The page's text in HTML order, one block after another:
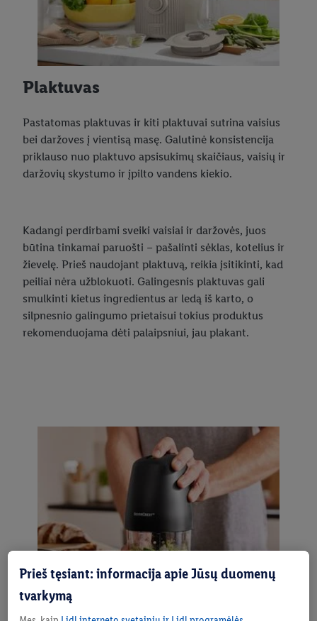
Plaktuvas
Pastatomas plaktuvas ir kiti plaktuvai sutrina vaisius
bei daržoves į vientisą masę. Galutinė konsistencija
priklauso nuo plaktuvo apsisukimų skaičiaus, vaisių ir
daržovių skystumo ir įpilto vandens kiekio.
Kadangi perdirbami sveiki vaisiai ir daržovės, juos
būtina tinkamai paruošti – pašalinti sėklas, kotelius ir
žievelę. Prieš naudojant plaktuvą, reikia įsitikinti, kad
peiliai nėra užblokuoti. Galingesnis plaktuvas gali
smulkinti kietus ingredientus ar ledą iš karto, o
silpnesnio galingumo prietaisui tokius produktus
rekomenduojama dėti palaipsniui, jau plakant.
Prieš tęsiant: informacija apie Jūsų duomenų
tvarkymą